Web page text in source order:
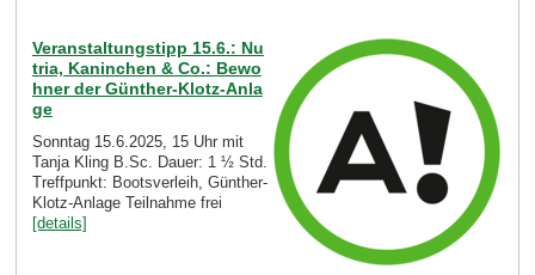
Veranstaltungstipp 15.6.: Nu
tria, Kaninchen & Co.: Bewo
hner der Günther-Klotz-Anla
ge
Sonntag 15.6.2025, 15 Uhr mit
Tanja Kling B.Sc. Dauer: 1 ½ Std.
Treffpunkt: Bootsverleih, Günther-
Klotz-Anlage Teilnahme frei
[details]